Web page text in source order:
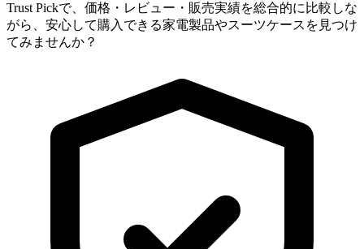
Trust Pickで、価格・レビュー・販売実績を総合的に比較しな
がら、安心して購入できる家電製品やスーツケースを見つけ
てみませんか？